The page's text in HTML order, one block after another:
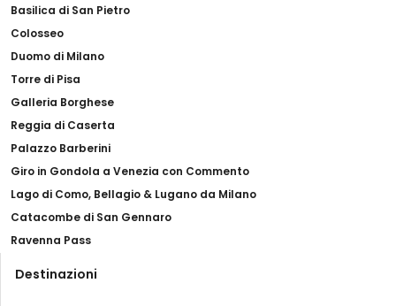
Basilica di San Pietro
Colosseo
Duomo di Milano
Torre di Pisa
Galleria Borghese
Reggia di Caserta
Palazzo Barberini
Giro in Gondola a Venezia con Commento
Lago di Como, Bellagio & Lugano da Milano
Catacombe di San Gennaro
Ravenna Pass
Destinazioni